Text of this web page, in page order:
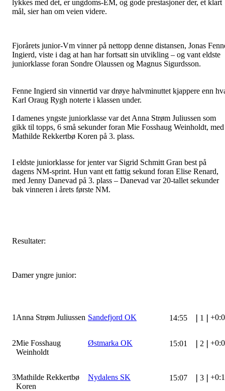
lykkes med det, er ungdoms-EM, og gode prestasjoner der, et klart
mål, sier han om veien videre.
Fjorårets junior-Vm vinner på nettopp denne distansen, Jonas
Ingierd, viste i dag at han har fortsatt sin utvikling – og vant eldste
juniorklasse foran Sondre Olaussen og Magnus Sigurdsson.
Fenne Ingierd sin vinnertid var drøye halvminuttet kjappere enn
Karl Oraug Rygh noterte i klassen under.
I damenes yngste juniorklasse var det Anna Strøm Juliussen som
gikk til topps, 6 små sekunder foran Mie Fosshaug Weinholdt, med
Mathilde Rekkertbø Koren på 3. plass.
I eldste juniorklasse for jenter var Sigrid Schmitt Gran best på
dagens NM-sprint. Hun vant ett fattig sekund foran Elise Renard,
med Jenny Danevad på 3. plass – Danevad var 20-tallet sekunder
bak vinneren i årets første NM.
Resultater:
Damer yngre junior:
1 Anna Strøm Juliussen Sandefjord OK 14:55 1
2Mie Fosshaug
Weinholdt
Østmarka OK 15:01 2
3Mathilde Rekkertbø
Koren
Nydalens SK 15:07 3